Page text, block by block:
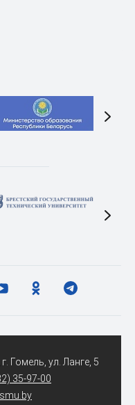
Гомель, ул. Ланге, 5
35-97-00